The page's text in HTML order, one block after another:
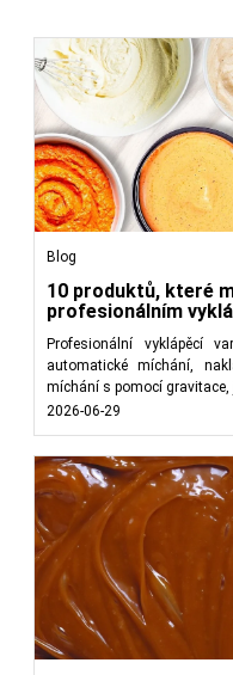
Blog
10 produktů, které
profesionálním
Profesionální vyklápěcí
automatické míchání,
míchání s pomocí
2026-06-29